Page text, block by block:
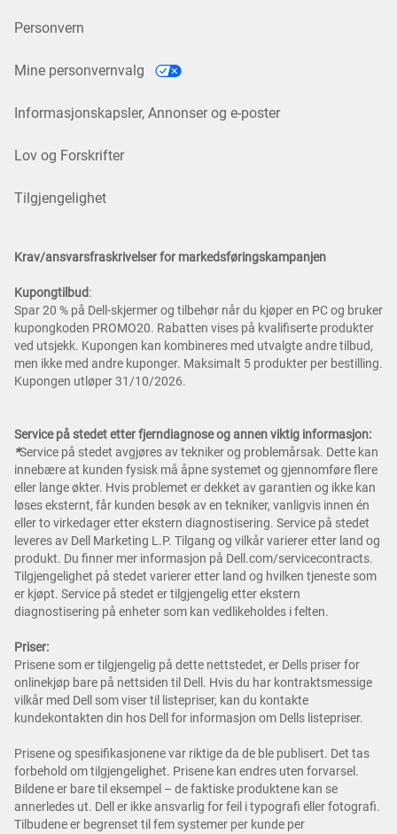
Personvern
Mine personvernvalg
Informasjonskapsler, Annonser og e-poster
Lov og Forskrifter
Tilgjengelighet
Krav/ansvarsfraskrivelser for markedsføringskampanjen
Kupongtilbud:
Spar 20 % på Dell-skjermer og tilbehør når du kjøper en PC og bruker
kupongkoden PROMO20. Rabatten vises på kvalifiserte produkter
ved utsjekk. Kupongen kan kombineres med utvalgte andre tilbud,
men ikke med andre kuponger. Maksimalt 5 produkter per bestilling.
Kupongen utløper 31/10/2026.
Service på stedet etter fjerndiagnose og annen viktig informasjon:
*Service på stedet avgjøres av tekniker og problemårsak. Dette kan
innebære at kunden fysisk må åpne systemet og gjennomføre flere
eller lange økter. Hvis problemet er dekket av garantien og ikke kan
løses eksternt, får kunden besøk av en tekniker, vanligvis innen én
eller to virkedager etter ekstern diagnostisering. Service på stedet
leveres av Dell Marketing L.P. Tilgang og vilkår varierer etter land og
produkt. Du finner mer informasjon på Dell.com/servicecontracts.
Tilgjengelighet på stedet varierer etter land og hvilken tjeneste som
er kjøpt. Service på stedet er tilgjengelig etter ekstern
diagnostisering på enheter som kan vedlikeholdes i felten.
Priser:
Prisene som er tilgjengelig på dette nettstedet, er Dells priser for
onlinekjøp bare på nettsiden til Dell. Hvis du har kontraktsmessige
vilkår med Dell som viser til listepriser, kan du kontakte
kundekontakten din hos Dell for informasjon om Dells listepriser.
Prisene og spesifikasjonene var riktige da de ble publisert. Det tas
forbehold om tilgjengelighet. Prisene kan endres uten forvarsel.
Bildene er bare til eksempel – de faktiske produktene kan se
annerledes ut. Dell er ikke ansvarlig for feil i typografi eller fotografi.
Tilbudene er begrenset til fem systemer per kunde per